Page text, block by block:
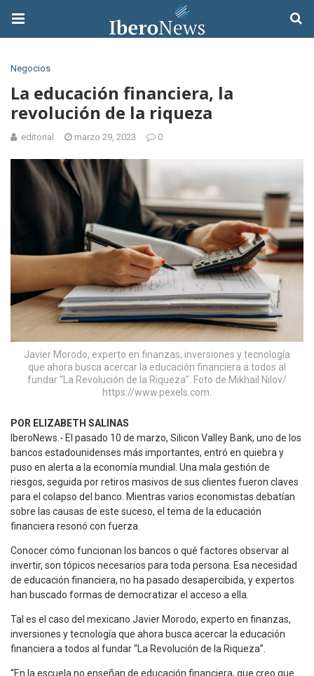
Negocios
La educación financiera, la
revolución de la riqueza
editorial marzo 29, 2023 0
Javier Morodo, experto en finanzas, inversiones y tecnología
que ahora busca acercar la educación financiera a todos al
fundar “La Revolución de la Riqueza”. Foto de Mikhail Nilov/
https://www.pexels.com.
POR ELIZABETH SALINAS
IberoNews.- El pasado 10 de marzo, Silicon Valley Bank, uno de los
bancos estadounidenses más importantes, entró en quiebra y
puso en alerta a la economía mundial. Una mala gestión de
riesgos, seguida por retiros masivos de sus clientes fueron claves
para el colapso del banco. Mientras varios economistas debatían
sobre las causas de este suceso, el tema de la educación
financiera resonó con fuerza.
Conocer cómo funcionan los bancos o qué factores observar al
invertir, son tópicos necesarios para toda persona. Esa necesidad
de educación financiera, no ha pasado desapercibida, y expertos
han buscado formas de democratizar el acceso a ella.
Tal es el caso del mexicano Javier Morodo, experto en finanzas,
inversiones y tecnología que ahora busca acercar la educación
financiera a todos al fundar “La Revolución de la Riqueza”.
“En la escuela no enseñan de educación financiera, que creo que